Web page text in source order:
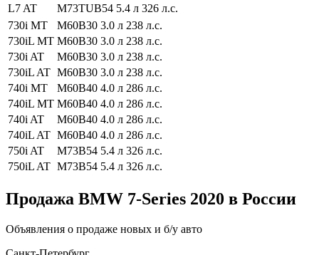
L7 AT
M73TUB54 5.4 л 326 л.с.
730i МT
M60B30 3.0 л 238 л.с.
730iL МT M60B30 3.0 л 238 л.с.
730i AT
M60B30 3.0 л 238 л.с.
730iL AT M60B30 3.0 л 238 л.с.
740i МT
M60B40 4.0 л 286 л.с.
740iL МT M60B40 4.0 л 286 л.с.
740i AT
M60B40 4.0 л 286 л.с.
740iL AT M60B40 4.0 л 286 л.с.
750i AT
M73B54 5.4 л 326 л.с.
750iL AT M73B54 5.4 л 326 л.с.
Продажа BMW 7-Series 2020 в России
Объявления о продаже новых и б/у авто